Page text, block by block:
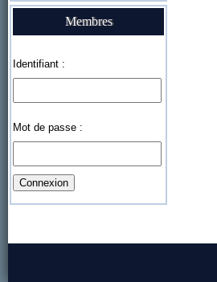
Membres
Identifiant :
Mot de passe :